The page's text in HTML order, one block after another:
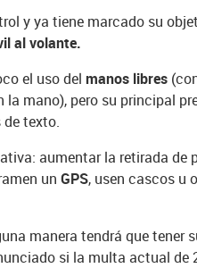
y ya tiene marcado su
al volante.
el uso del manos libres
la mano), pero su principal
de texto.
aumentar la retirada de
unGPS, usen cascos u
manera tendrá que tener
si la multa actual de